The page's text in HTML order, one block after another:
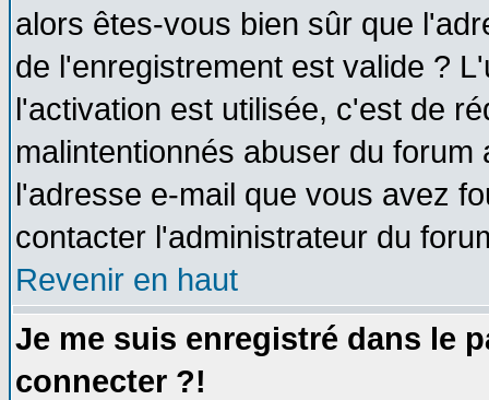
alors êtes-vous bien sûr que
de l'enregistrement est valide ?
l'activation est utilisée, c'est de
malintentionnés abuser du
l'adresse e-mail que vous avez
contacter l'administrateur du
Revenir en haut
Je me suis enregistré dans le
connecter ?!